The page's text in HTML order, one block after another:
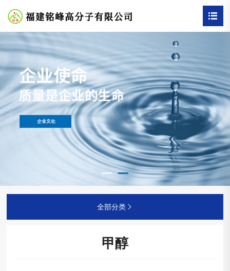
公司简介
公司文化
基础设施

浓硫酸
乙醇
甲醇
苯酐（韩国艾敬）

联系我们
全部分类
甲醇